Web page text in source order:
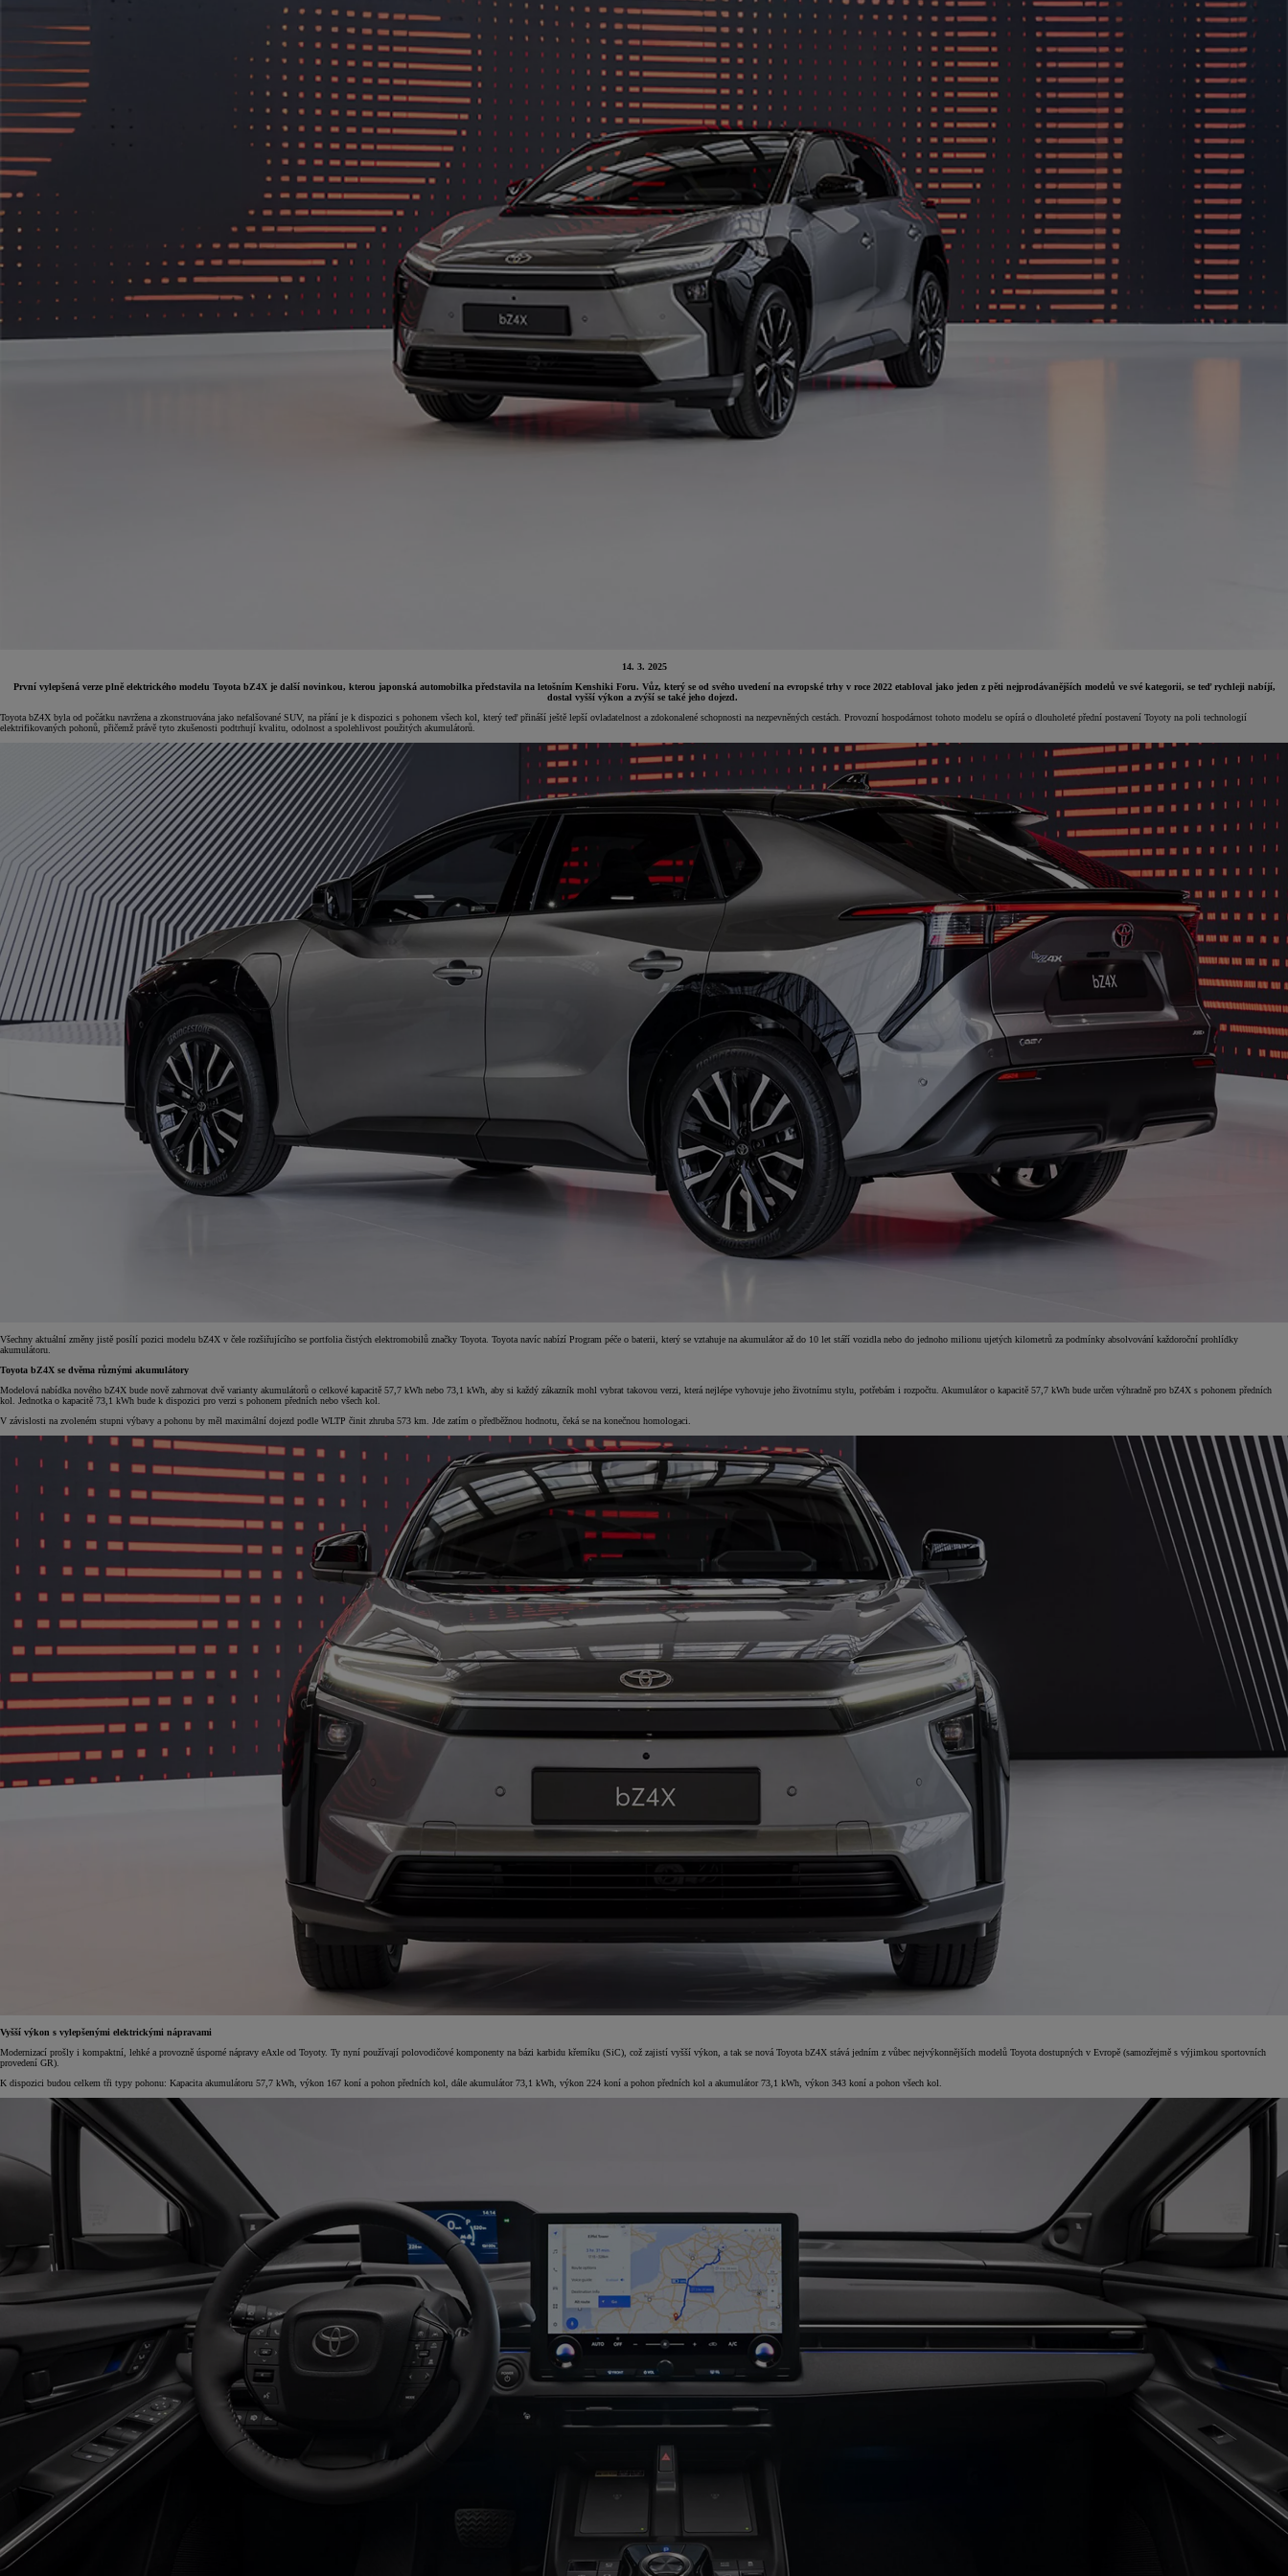
Od399 000 Kčs DPH
20 000 Kč
a bonusu za výkup50 000 Kč
Yaris Cross
HYBRID
549 000 Kčs DPH
vč. zvýhodnění
75 000 Kč
Corolla Hatchback
14. 3. 2025
První vylepšená verze plně elektrického modelu Toyota bZ4X je další novinkou, kterou japonská automobilka představila na letošním Kenshiki Foru. Vůz, který se od svého uvedení na evropské trhy v roce 2022 etabloval jako jeden z pěti nejprodávanějších modelů ve své kategorii, se teď rychleji nabíjí,
dostal vyšší výkon a zvýší se také jeho dojezd.
Toyota bZ4X byla od počátku navržena a zkonstruována jako nefalšované SUV, na přání je k dispozici s pohonem všech kol, který teď přináší ještě lepší ovladatelnost a zdokonalené schopnosti na nezpevněných cestách. Provozní hospodárnost tohoto modelu se opírá o dlouholeté přední postavení Toyoty na poli technologií
elektrifikovaných pohonů, přičemž právě tyto zkušenosti podtrhují kvalitu, odolnost a spolehlivost použitých akumulátorů.
Všechny aktuální změny jistě posílí pozici modelu bZ4X v čele rozšiřujícího se portfolia čistých elektromobilů značky Toyota. Toyota navíc nabízí Program péče o baterii, který se vztahuje na akumulátor až do 10 let stáří vozidla nebo do jednoho milionu ujetých kilometrů za podmínky absolvování každoroční prohlídky
akumulátoru.
Toyota bZ4X se dvěma různými akumulátory
Modelová nabídka nového bZ4X bude nově zahrnovat dvě varianty akumulátorů o celkové kapacitě 57,7 kWh nebo 73,1 kWh, aby si každý zákazník mohl vybrat takovou verzi, která nejlépe vyhovuje jeho životnímu stylu, potřebám i rozpočtu. Akumulátor o kapacitě 57,7 kWh bude určen výhradně pro bZ4X s pohonem předních
kol. Jednotka o kapacitě 73,1 kWh bude k dispozici pro verzi s pohonem předních nebo všech kol.
V závislosti na zvoleném stupni výbavy a pohonu by měl maximální dojezd podle WLTP činit zhruba 573 km. Jde zatím o předběžnou hodnotu, čeká se na konečnou homologaci.
Vyšší výkon s vylepšenými elektrickými nápravami
Modernizací prošly i kompaktní, lehké a provozně úsporné nápravy eAxle od Toyoty. Ty nyní používají polovodičové komponenty na bázi karbidu křemíku (SiC), což zajistí vyšší výkon, a tak se nová Toyota bZ4X stává jedním z vůbec nejvýkonnějších modelů Toyota dostupných v Evropě (samozřejmě s výjimkou sportovních
provedení GR).
K dispozici budou celkem tři typy pohonu: Kapacita akumulátoru 57,7 kWh, výkon 167 koní a pohon předních kol, dále akumulátor 73,1 kWh, výkon 224 koní a pohon předních kol a akumulátor 73,1 kWh, výkon 343 koní a pohon všech kol.